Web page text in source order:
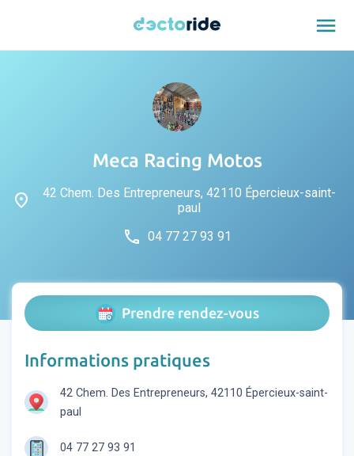
menu
Meca Racing Motos
place
42 Chem. Des Entrepreneurs, 42110 Épercieux-saint-
paul
phone 04 77 27 93 91
Prendre rendez-vous
Informations pratiques
42 Chem. Des Entrepreneurs, 42110 Épercieux-saint-
paul
04 77 27 93 91